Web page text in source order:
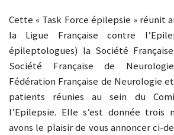
Cette « Task Force épilepsie » réunit
la Ligue Française contre
épileptologues) la Société
Société Française de
Fédération Française de Neurologie
patients réunies au sein du
l’Epilepsie. Elle s’est donnée trois
avons le plaisir de vous annoncer ci-